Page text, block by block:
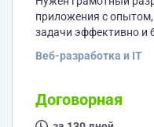
для обеих
приложения с
задачи эффективно и
у Вас есть такие,
Серьезный проект с
перевернем
Веб-разработка и IT
Договорная